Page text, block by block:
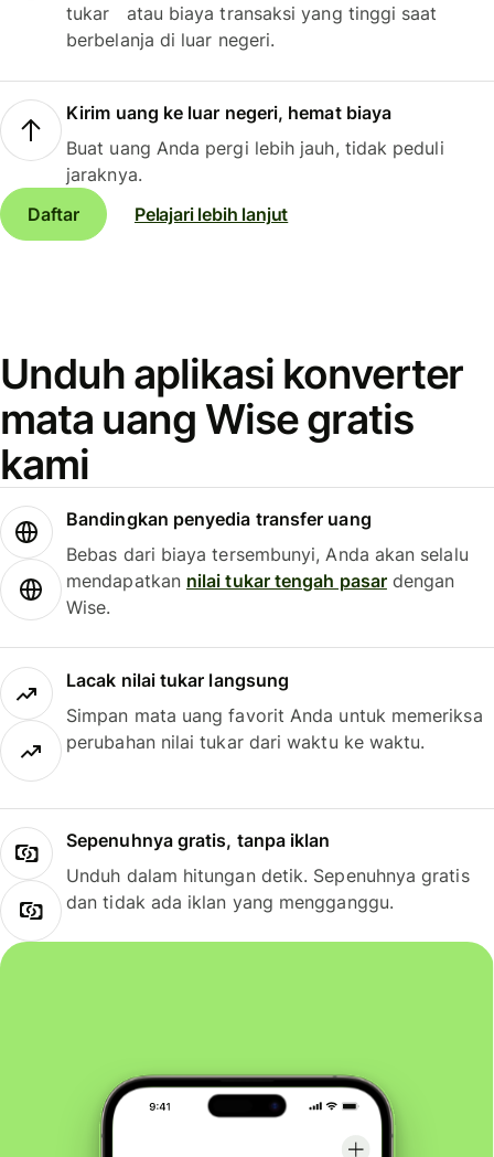
tukar atau biaya transaksi yang tinggi saat
berbelanja di luar negeri.
Kirim uang ke luar negeri, hemat biaya
Buat uang Anda pergi lebih jauh, tidak peduli
jaraknya.
Daftar
Pelajari lebih lanjut
Unduh aplikasi konverter
mata uang Wise gratis
kami
Bandingkan penyedia transfer uang
Bebas dari biaya tersembunyi, Anda akan selalu
mendapatkan nilai tukar tengah pasardengan
Wise.
Lacak nilai tukar langsung
Simpan mata uang favorit Anda untuk memeriksa
perubahan nilai tukar dari waktu ke waktu.
Sepenuhnya gratis, tanpa iklan
Unduh dalam hitungan detik. Sepenuhnya gratis
dan tidak ada iklan yang mengganggu.